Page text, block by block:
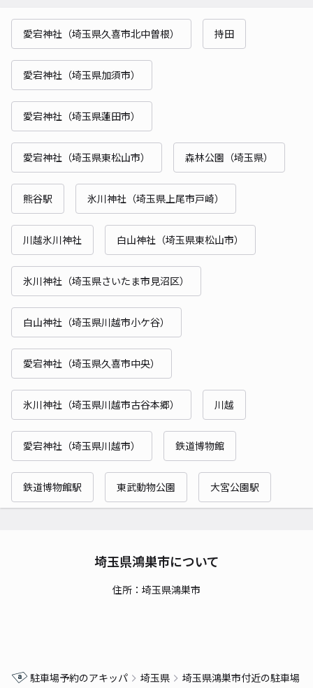
愛宕神社（埼玉県久喜市北中曽根） 持田
愛宕神社（埼玉県加須市）
愛宕神社（埼玉県蓮田市）
愛宕神社（埼玉県東松山市） 森林公園（埼玉県）
熊谷駅 氷川神社（埼玉県上尾市戸崎）
川越氷川神社 白山神社（埼玉県東松山市）
氷川神社（埼玉県さいたま市見沼区）
白山神社（埼玉県川越市小ケ谷）
愛宕神社（埼玉県久喜市中央）
氷川神社（埼玉県川越市古谷本郷） 川越
愛宕神社（埼玉県川越市） 鉄道博物館
鉄道博物館駅 東武動物公園 大宮公園駅
埼玉県鴻巣市について
住所：埼玉県鴻巣市
駐車場予約のアキッパ 埼玉県 埼玉県鴻巣市付近の駐車場